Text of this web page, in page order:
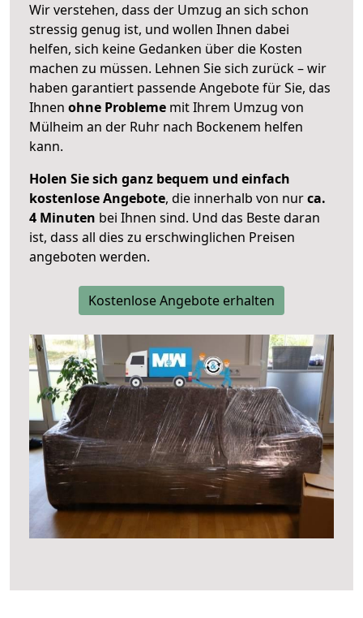
Wir verstehen, dass der Umzug an sich schon
stressig genug ist, und wollen Ihnen dabei
helfen, sich keine Gedanken über die Kosten
machen zu müssen. Lehnen Sie sich zurück – wir
haben garantiert passende Angebote für Sie, das
Ihnen ohne Probleme mit Ihrem Umzug von
Mülheim an der Ruhr nach Bockenem helfen
kann.
Holen Sie sich ganz bequem und einfach
kostenlose Angebote, die innerhalb von nurca.
4 Minuten bei Ihnen sind. Und das Beste daran
ist, dass all dies zu erschwinglichen Preisen
angeboten werden.
Kostenlose Angebote erhalten